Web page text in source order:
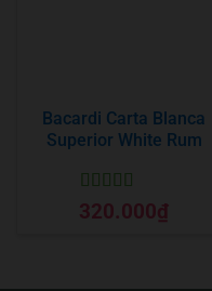
Bacardi Carta Blanca
Superior White Rum
Được xếp
hạng55 sao
320.000₫